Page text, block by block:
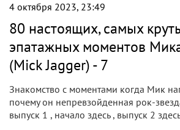
4 октября 2023, 23:49
80 настоящих, самых
эпатажных моментов
(Mick Jagger) - 7
Знакомство с моментами когда Мик
почему он непревзойденная рок-
выпуск 1 , начало здесь , выпуск 2